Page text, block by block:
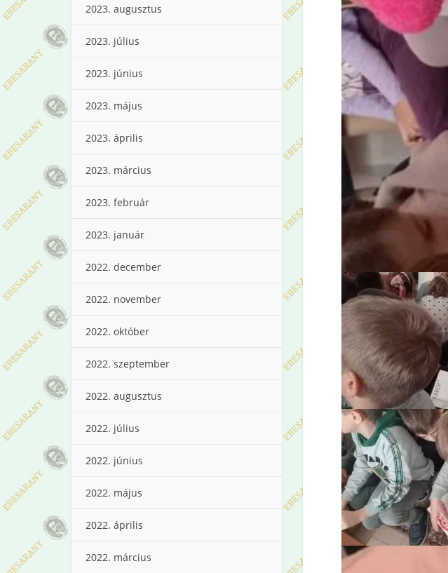
2023. augusztus
2023. július
2023. június
2023. május
2023. április
2023. március
2023. február
2023. január
2022. december
2022. november
2022. október
2022. szeptember
2022. augusztus
2022. július
2022. június
2022. május
2022. április
2022. március